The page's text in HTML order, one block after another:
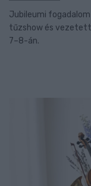
Jubileumi
tűzshow és vezetett
7–8-án.